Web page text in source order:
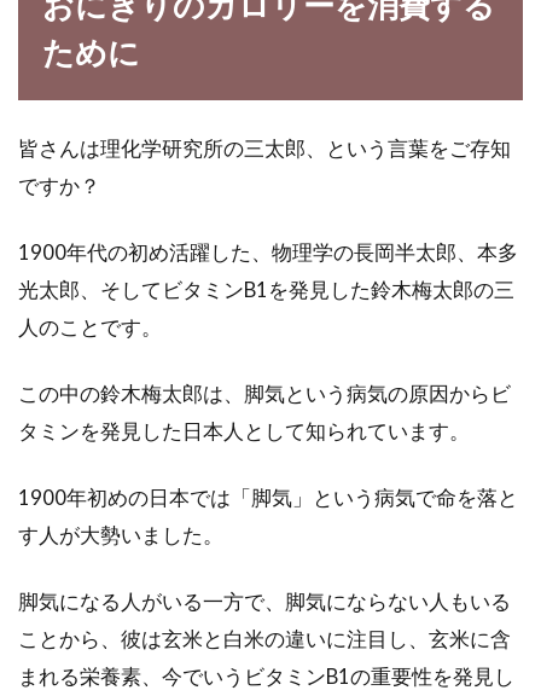
のか？計算方法もご紹介
が高くて高血圧の人には良くないのではないか
マーガリンよりバターの方がトラン
ス脂肪酸の量は少ない
ン』とい...
オリーブオイルのトランス脂肪酸含
有量はどれくらいあるの？
マーガリンに入っているトランス脂肪酸は、健
康に影響を与えるといわれています。そのトラ
ンス脂肪酸...
ために
皆さんは理化学研究所の三太郎、という言葉をご存知
ですか？
1900年代の初め活躍した、物理学の長岡半太郎、本多
光太郎、そしてビタミンB1を発見した鈴木梅太郎の三
人のことです。
この中の鈴木梅太郎は、脚気という病気の原因からビ
タミンを発見した日本人として知られています。
1900年初めの日本では「脚気」という病気で命を落と
す人が大勢いました。
脚気になる人がいる一方で、脚気にならない人もいる
ことから、彼は玄米と白米の違いに注目し、玄米に含
まれる栄養素、今でいうビタミンB1の重要性を発見し